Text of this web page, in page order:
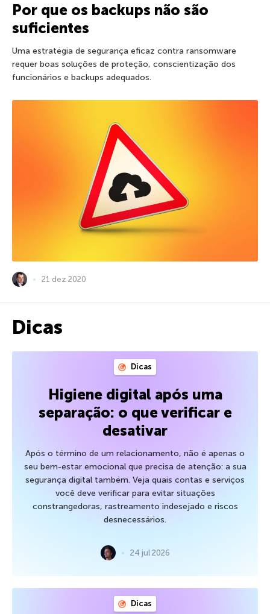
Por que os backups não são
suficientes
Uma estratégia de segurança eficaz contra ransomware
requer boas soluções de proteção, conscientização dos
funcionários e backups adequados.
21 dez 2020
Dicas
Dicas
Higiene digital após uma
separação: o que verificar e
desativar
Após o término de um relacionamento, não é apenas o
seu bem-estar emocional que precisa de atenção: a sua
segurança digital também. Veja quais contas e serviços
você deve verificar para evitar situações
constrangedoras, rastreamento indesejado e riscos
desnecessários.
24 jul 2026
Dicas